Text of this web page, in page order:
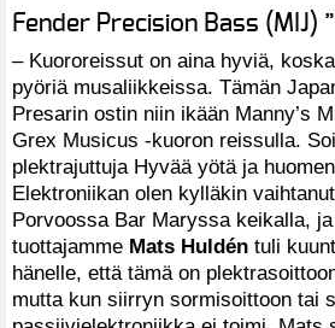
Fender Precision Bass (MIJ)
– Kuororeissut on aina hyviä,
pyöriä musaliikkeissa. Tämän
Presarin ostin niin ikään Manny’s
Grex Musicus -kuoron reissulla.
plektrajuttuja Hyvää yötä ja
Elektroniikan olen kylläkin
Porvoossa Bar Maryssa keikalla,
tuottajamme Mats Huldén tuli
hänelle, että tämä on
mutta kun siirryn sormisoittoon tai